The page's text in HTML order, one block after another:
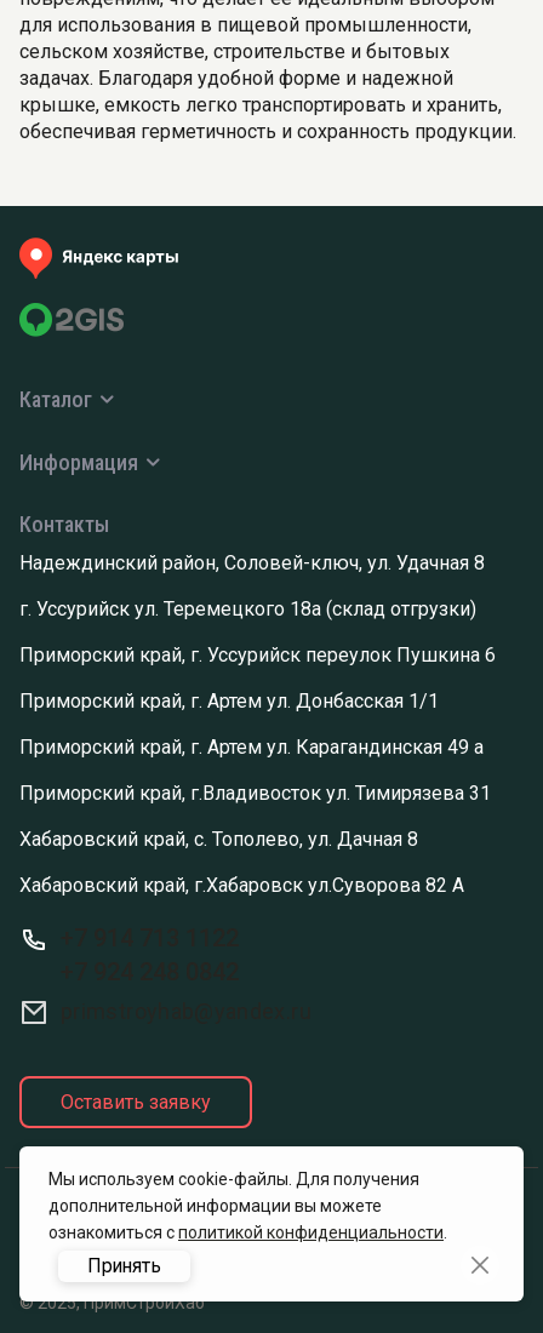
для использования в пищевой промышленности,
сельском хозяйстве, строительстве и бытовых
задачах. Благодаря удобной форме и надежной
крышке, емкость легко транспортировать и хранить,
обеспечивая герметичность и сохранность продукции.
Каталог
Информация
Контакты
Надеждинский район, Соловей-ключ, ул. Удачная 8
г. Уссурийск ул. Теремецкого 18а (склад отгрузки)
Приморский край, г. Уссурийск переулок Пушкина 6
Приморский край, г. Артем ул. Донбасская 1/1
Приморский край, г. Артем ул. Карагандинская 49 а
Приморский край, г.Владивосток ул. Тимирязева 31
Хабаровский край, с. Тополево, ул. Дачная 8
Хабаровский край, г.Хабаровск ул.Суворова 82 А
Оставить заявку
Политика конфиденциальности
© 2025, ПримСтройХаб
Мы используем cookie-файлы. Для получения
дополнительной информации вы можете
ознакомиться сполитикой конфиденциальности
Принять